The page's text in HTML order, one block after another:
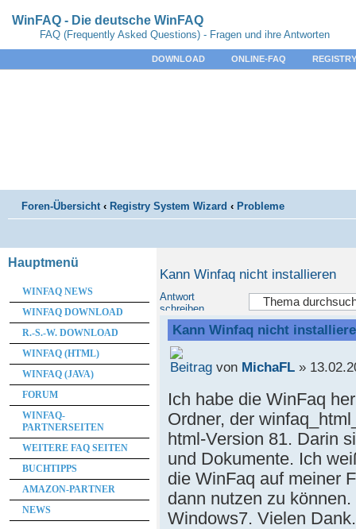
WinFAQ - Die deutsche WinFAQ
FAQ (Frequently Asked Questions) - Fragen und ihre Antworten
DOWNLOAD ONLINE-FAQ
Foren-Übersicht ‹ Registry System Wizard ‹ Probleme
Kann Winfaq nicht installieren
Antwort
schreiben
Kann Winfaq nicht
von MichaFL»
Ich habe die WinFaq
Ordner, der
html-Version 81. Darin
und Dokumente. Ich
die WinFaq auf meiner
dann nutzen zu
Windows7. Vielen Dank.
Hauptmenü
WINFAQ NEWS
WINFAQ DOWNLOAD
R.-S.-W. DOWNLOAD
WINFAQ (HTML)
WINFAQ (JAVA)
FORUM
WINFAQ-
PARTNERSEITEN
WEITERE FAQ SEITEN
BUCHTIPPS
AMAZON-PARTNER
NEWS